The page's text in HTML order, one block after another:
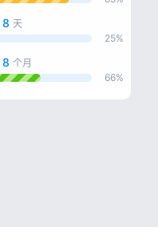
8 天
25%
8 个月
66%